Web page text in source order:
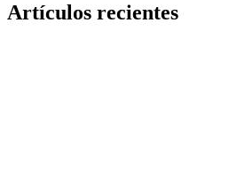
Artículos recientes